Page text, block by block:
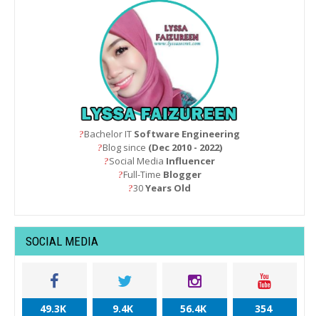
?Bachelor IT Software Engineering
?Blog since (Dec 2010 - 2022)
?Social Media Influencer
?Full-Time Blogger
?30Years Old
SOCIAL MEDIA
49.3K 9.4K 56.4K 354